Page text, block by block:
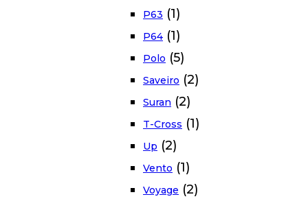
P63 (1)
P64 (1)
Polo (5)
Saveiro (2)
Suran (2)
T-Cross (1)
Up (2)
Vento (1)
Voyage (2)